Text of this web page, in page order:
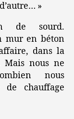
»
de sourd.
mur en béton
dans la
nous ne
nous
chauffage